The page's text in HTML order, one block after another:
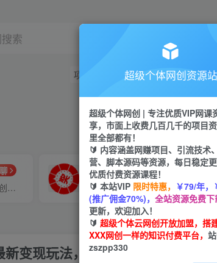
索
项目 引流 短视频 小红书
研究探讨更多创业项目路子。
VIP推广
70%分佣
会员专属推广链接
变现玩法，小白轻松月入1w+
超级个体网创资源站
超级个体网创 | 专注优质VIP网课
享，市面上收费几百几千的项目
里全部都有！
🔰 内容涵盖网赚项目、引流技术
营、脚本源码等资源，每日稳定
优质付费资源课程！
🔰 本站VIP 限时特惠， ￥79/年，
(推广佣金70%)， 全站资源免费下
更新，欢迎加入！
🔰 超级个体云网创开放加盟，搭
XXX网创一样的知识付费平台，
zszpp330